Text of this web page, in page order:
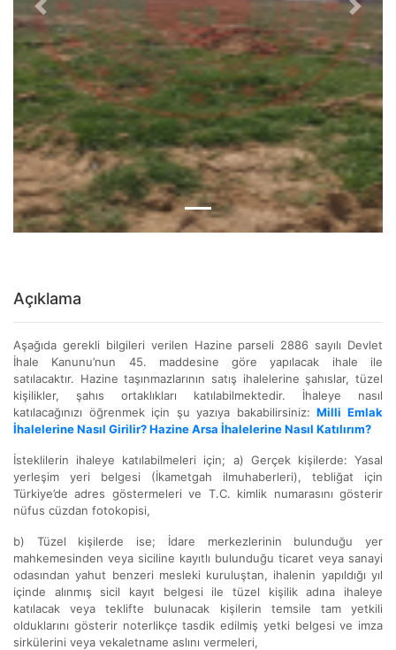
Previous Next
Açıklama
Aşağıda gerekli bilgileri verilen Hazine parseli 2886 sayılı Devlet
İhale Kanunu’nun 45. maddesine göre yapılacak ihale ile
satılacaktır. Hazine taşınmazlarının satış ihalelerine şahıslar, tüzel
kişilikler, şahıs ortaklıkları katılabilmektedir. İhaleye nasıl
katılacağınızı öğrenmek için şu yazıya bakabilirsiniz:Milli Emlak
İhalelerine Nasıl Girilir? Hazine Arsa İhalelerine Nasıl Katılırım?
İsteklilerin ihaleye katılabilmeleri için; a) Gerçek kişilerde: Yasal
yerleşim yeri belgesi (İkametgah ilmuhaberleri), tebliğat için
Türkiye’de adres göstermeleri ve T.C. kimlik numarasını gösterir
nüfus cüzdan fotokopisi,
b) Tüzel kişilerde ise; İdare merkezlerinin bulunduğu yer
mahkemesinden veya siciline kayıtlı bulunduğu ticaret veya sanayi
odasından yahut benzeri mesleki kuruluştan, ihalenin yapıldığı yıl
içinde alınmış sicil kayıt belgesi ile tüzel kişilik adına ihaleye
katılacak veya teklifte bulunacak kişilerin temsile tam yetkili
olduklarını gösterir noterlikçe tasdik edilmiş yetki belgesi ve imza
sirkülerini veya vekaletname aslını vermeleri,